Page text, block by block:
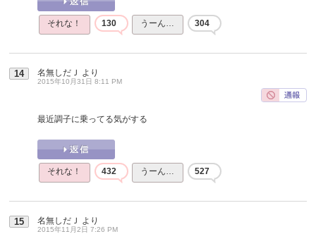
それな！ 130 うーん… 304
14 名無しだＪ より
2015年10月31日 8:11 PM
最近調子に乗ってる気がする
それな！ 432 うーん… 527
15 名無しだＪ より
2015年11月2日 7:26 PM